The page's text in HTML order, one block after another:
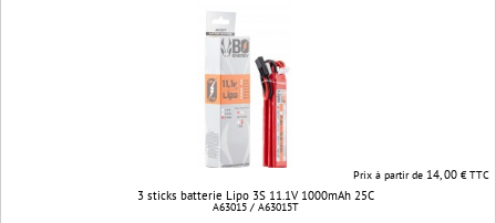
Prix à partir de 14, 00€ TTC
3 sticks batterie Lipo 3S 11.1V 1000mAh 25C
A63015 / A63015T